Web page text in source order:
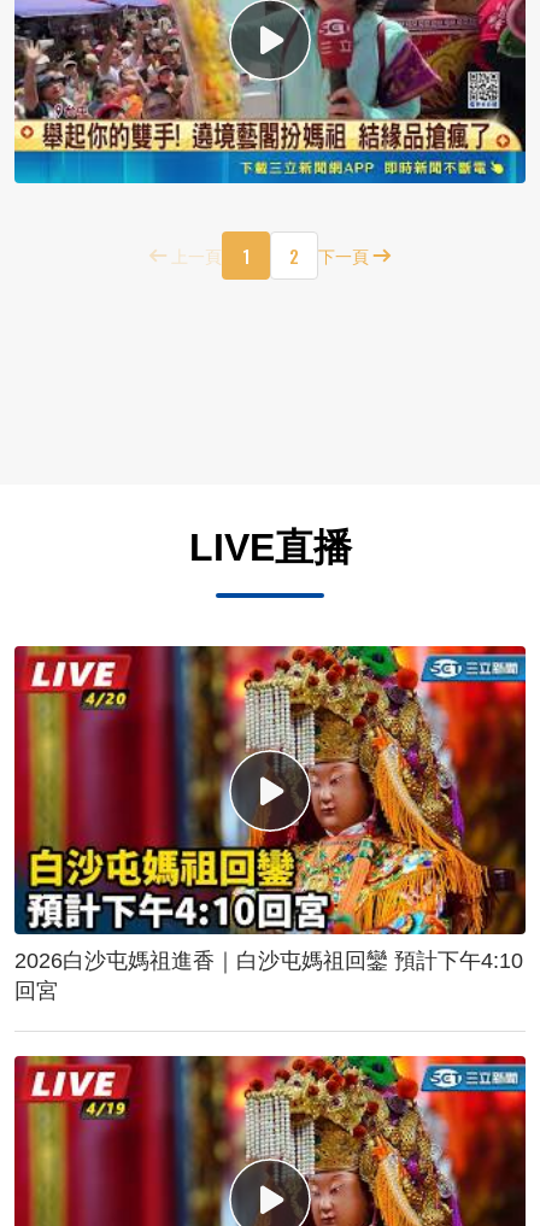
上一頁 1 2 下一頁
LIVE直播
2026白沙屯媽祖進香｜白沙屯媽祖回鑾 預計下午4:10
回宮